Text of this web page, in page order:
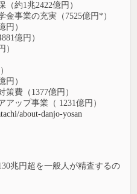
（約1兆2422億円）
金事業の充実（7525億円*）
円）
億円）
）
円）
策費（1377億円）
アップ事業（ 1231億円）
about-danjo-yosan
兆円超を一般人が精査するの